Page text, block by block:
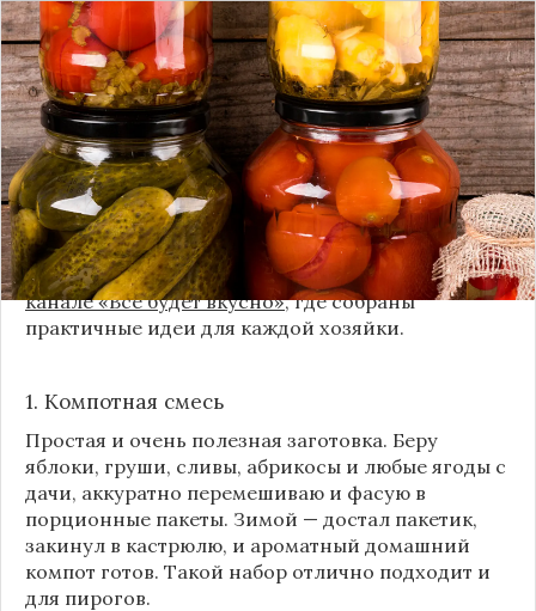
Каждый год, когда приходит пора богатого
урожая, я стараюсь сохранить максимум летних
витаминов. Закатки в банки — это, безусловно,
классика, которая никуда не уходит из нашей
жизни. Но современный подход к хранению
продуктов показывает, что есть и более простые,
быстрые и удобные способы.
Сегодня я делюсь своими любимыми рецептами
без банок и долгих стерилизаций. Подробнее и с
пошаговыми инструкциями их можно найти на
канале «Все будет вкусно», где собраны
практичные идеи для каждой хозяйки.
1. Компотная смесь
Простая и очень полезная заготовка. Беру
яблоки, груши, сливы, абрикосы и любые ягоды с
дачи, аккуратно перемешиваю и фасую в
порционные пакеты. Зимой — достал пакетик,
закинул в кастрюлю, и ароматный домашний
компот готов. Такой набор отлично подходит и
для пирогов.